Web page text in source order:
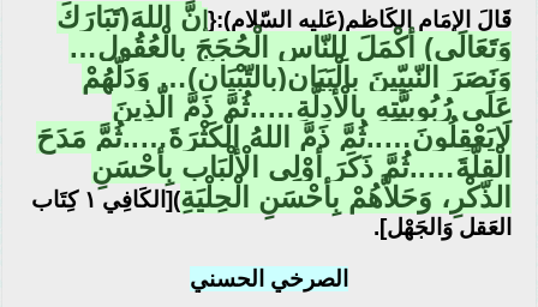
قَالَ الإمَام الكَاظم(عَليه السّلام):{ نَّ اللهَ(تَبَارَكَ
وَتَعَالَى) أكْمَلَ لِلنّاسِ الْحُجَجَ بِالْعُقُولِ…
وَنَصَرَ النّبِيّينَ بِالْبَيَانِ(بِالتّبْيَان)… وَدَلّهُمْ
عَلَى رُبُوبِيَّتِهِ بِالْأدِلَّةِ…..ثُمَّ ذَمَّ الّذِينَ
لَايَعْقِلُونَ…..ثُمَّ ذَمَّ اللهُ الْكَثْرَةَ…..ثُمَّ مَدَحَ
الْقِلّةَ…..ثُمَّ ذَكَرَ أوْلِي الْألْبَابِ بِأحْسَنِ
الذّكْرِ، وَحَلاَّهُمْ بِأحْسَنِ الْحِلْيَةِ
)[الكَافِي ١ كِتَاب
العَقل وَالجَهْل].
الصرخي الحسني